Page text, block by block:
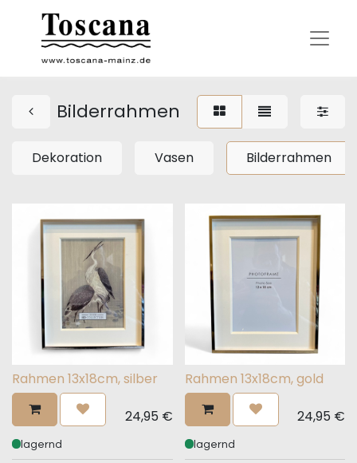
Bilderrahmen
Dekoration Vasen Bilderrahmen
Rahmen 13x18cm, silber
24,95 €
lagernd
Rahmen 13x18cm, gold
24,95 €
lagernd